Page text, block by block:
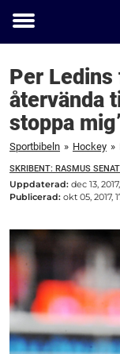
Toggle
Per
återvända
stoppa
Sportbibeln » Hockey »
SKRIBENT: RASMUS
Uppdaterad: dec 13,
Publicerad: okt 05, 2017,